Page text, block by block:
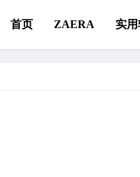
首页 ZAERA 实